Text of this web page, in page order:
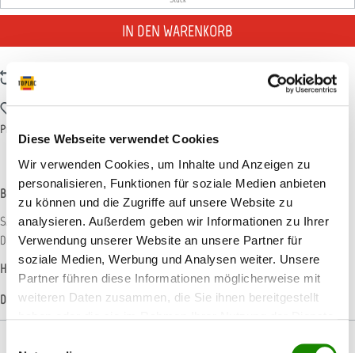
Diese Webseite verwendet Cookies
Wir verwenden Cookies, um Inhalte und Anzeigen zu
personalisieren, Funktionen für soziale Medien anbieten
zu können und die Zugriffe auf unsere Website zu
analysieren. Außerdem geben wir Informationen zu Ihrer
Verwendung unserer Website an unsere Partner für
soziale Medien, Werbung und Analysen weiter. Unsere
Partner führen diese Informationen möglicherweise mit
weiteren Daten zusammen, die Sie ihnen bereitgestellt
IN DEN WARENKORB
Zum Vergleich hinzufügen
Zum Merkzettel hinzufügen
Produktnummer:
Beschreibung
SATAjet 4400 B RP - Die Pistole für Spot-Repair, Kleinstreparaturen und
Designarbeiten. Die Lackierpistole wenn Sie kleinere…Mehr
Hersteller-Informationen
Datenblätter